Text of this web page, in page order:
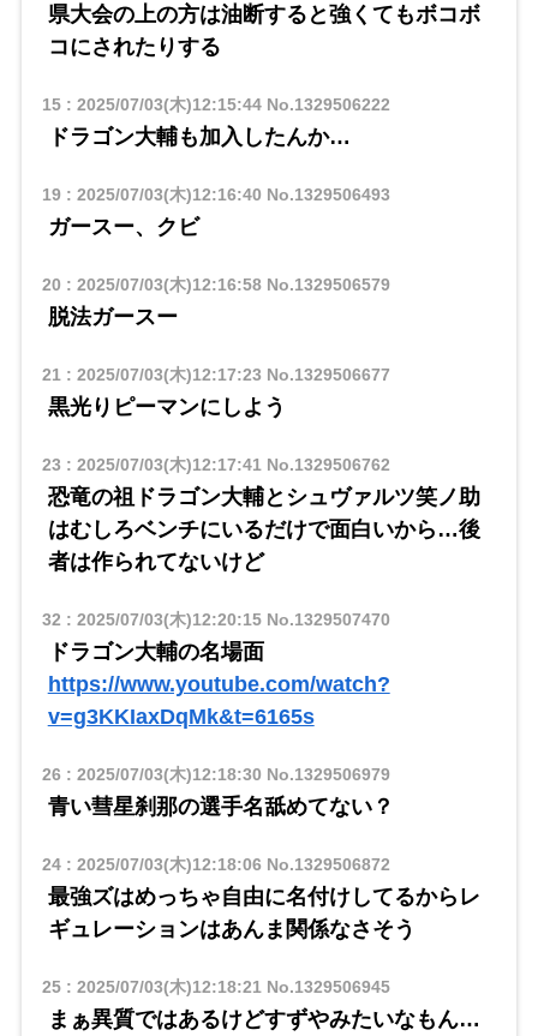
県大会の上の方は油断すると強くてもボコボ
コにされたりする
15: 2025/07/03(木)12:15:44No.1329506222
ドラゴン大輔も加入したんか…
19: 2025/07/03(木)12:16:40 No.1329506493
ガースー、クビ
20 : 2025/07/03(木)12:16:58No.1329506579
脱法ガースー
21 : 2025/07/03(木)12:17:23 No.1329506677
黒光りピーマンにしよう
23 : 2025/07/03(木)12:17:41 No.1329506762
恐竜の祖ドラゴン大輔とシュヴァルツ笑ノ助
はむしろベンチにいるだけで面白いから…後
者は作られてないけど
32 : 2025/07/03(木)12:20:15No.1329507470
ドラゴン大輔の名場面
https://www.youtube.com/watch?
v=g3KKIaxDqMk&t=6165s
26 : 2025/07/03(木)12:18:30 No.1329506979
青い彗星刹那の選手名舐めてない？
24: 2025/07/03(木)12:18:06 No.1329506872
最強ズはめっちゃ自由に名付けしてるからレ
ギュレーションはあんま関係なさそう
25: 2025/07/03(木)12:18:21 No.1329506945
まぁ異質ではあるけどすずやみたいなもん…